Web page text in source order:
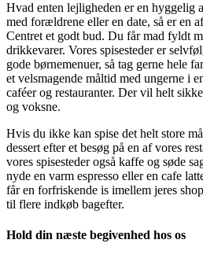
Hvad enten lejligheden er en hyggelig
med forældrene eller en date, så er en
Centret et godt bud. Du får mad fyldt
drikkevarer. Vores spisesteder er
gode børnemenuer, så tag gerne hele
et velsmagende måltid med ungerne i
caféer og restauranter. Der vil helt
og voksne.
Hvis du ikke kan spise det helt store
dessert efter et besøg på en af vores
vores spisesteder også kaffe og søde
nyde en varm espresso eller en cafe
får en forfriskende is imellem jeres
til flere indkøb bagefter.
Hold din næste begivenhed hos os